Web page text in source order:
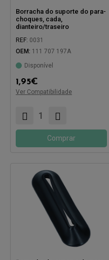
Borracha do suporte do para-
choques, cada,
dianteiro/traseiro
REF: 0031
OEM: 111 707 197A
Disponível
1,95€
Ver Compatibilidade
Compatível com:
Comprar